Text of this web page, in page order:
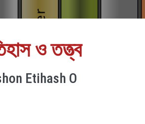
ও তত্ত্ব
Etihash O